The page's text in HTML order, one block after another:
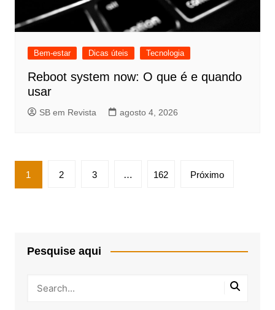
Bem-estar Dicas úteis Tecnologia
Reboot system now: O que é e quando
usar
SB em Revista agosto 4, 2026
Paginação
de
1 2 3 … 162 Próximo
Pesquise aqui